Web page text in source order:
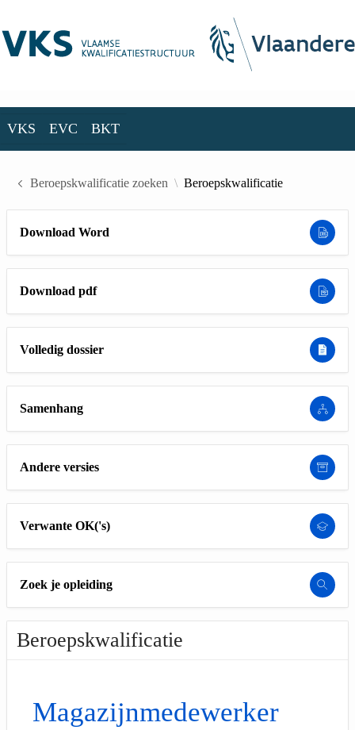
VKS EVC BKT
Beroepskwalificatie zoeken Beroepskwalificatie
Download Word
Download pdf
Volledig dossier
Samenhang
Andere versies
Verwante OK('s)
Zoek je opleiding
Beroepskwalificatie
Magazijnmedewerker